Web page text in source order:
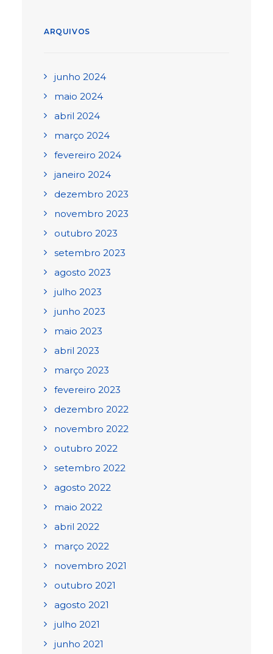
ARQUIVOS
junho 2024
maio 2024
abril 2024
março 2024
fevereiro 2024
janeiro 2024
dezembro 2023
novembro 2023
outubro 2023
setembro 2023
agosto 2023
julho 2023
junho 2023
maio 2023
abril 2023
março 2023
fevereiro 2023
dezembro 2022
novembro 2022
outubro 2022
setembro 2022
agosto 2022
maio 2022
abril 2022
março 2022
novembro 2021
outubro 2021
agosto 2021
julho 2021
junho 2021